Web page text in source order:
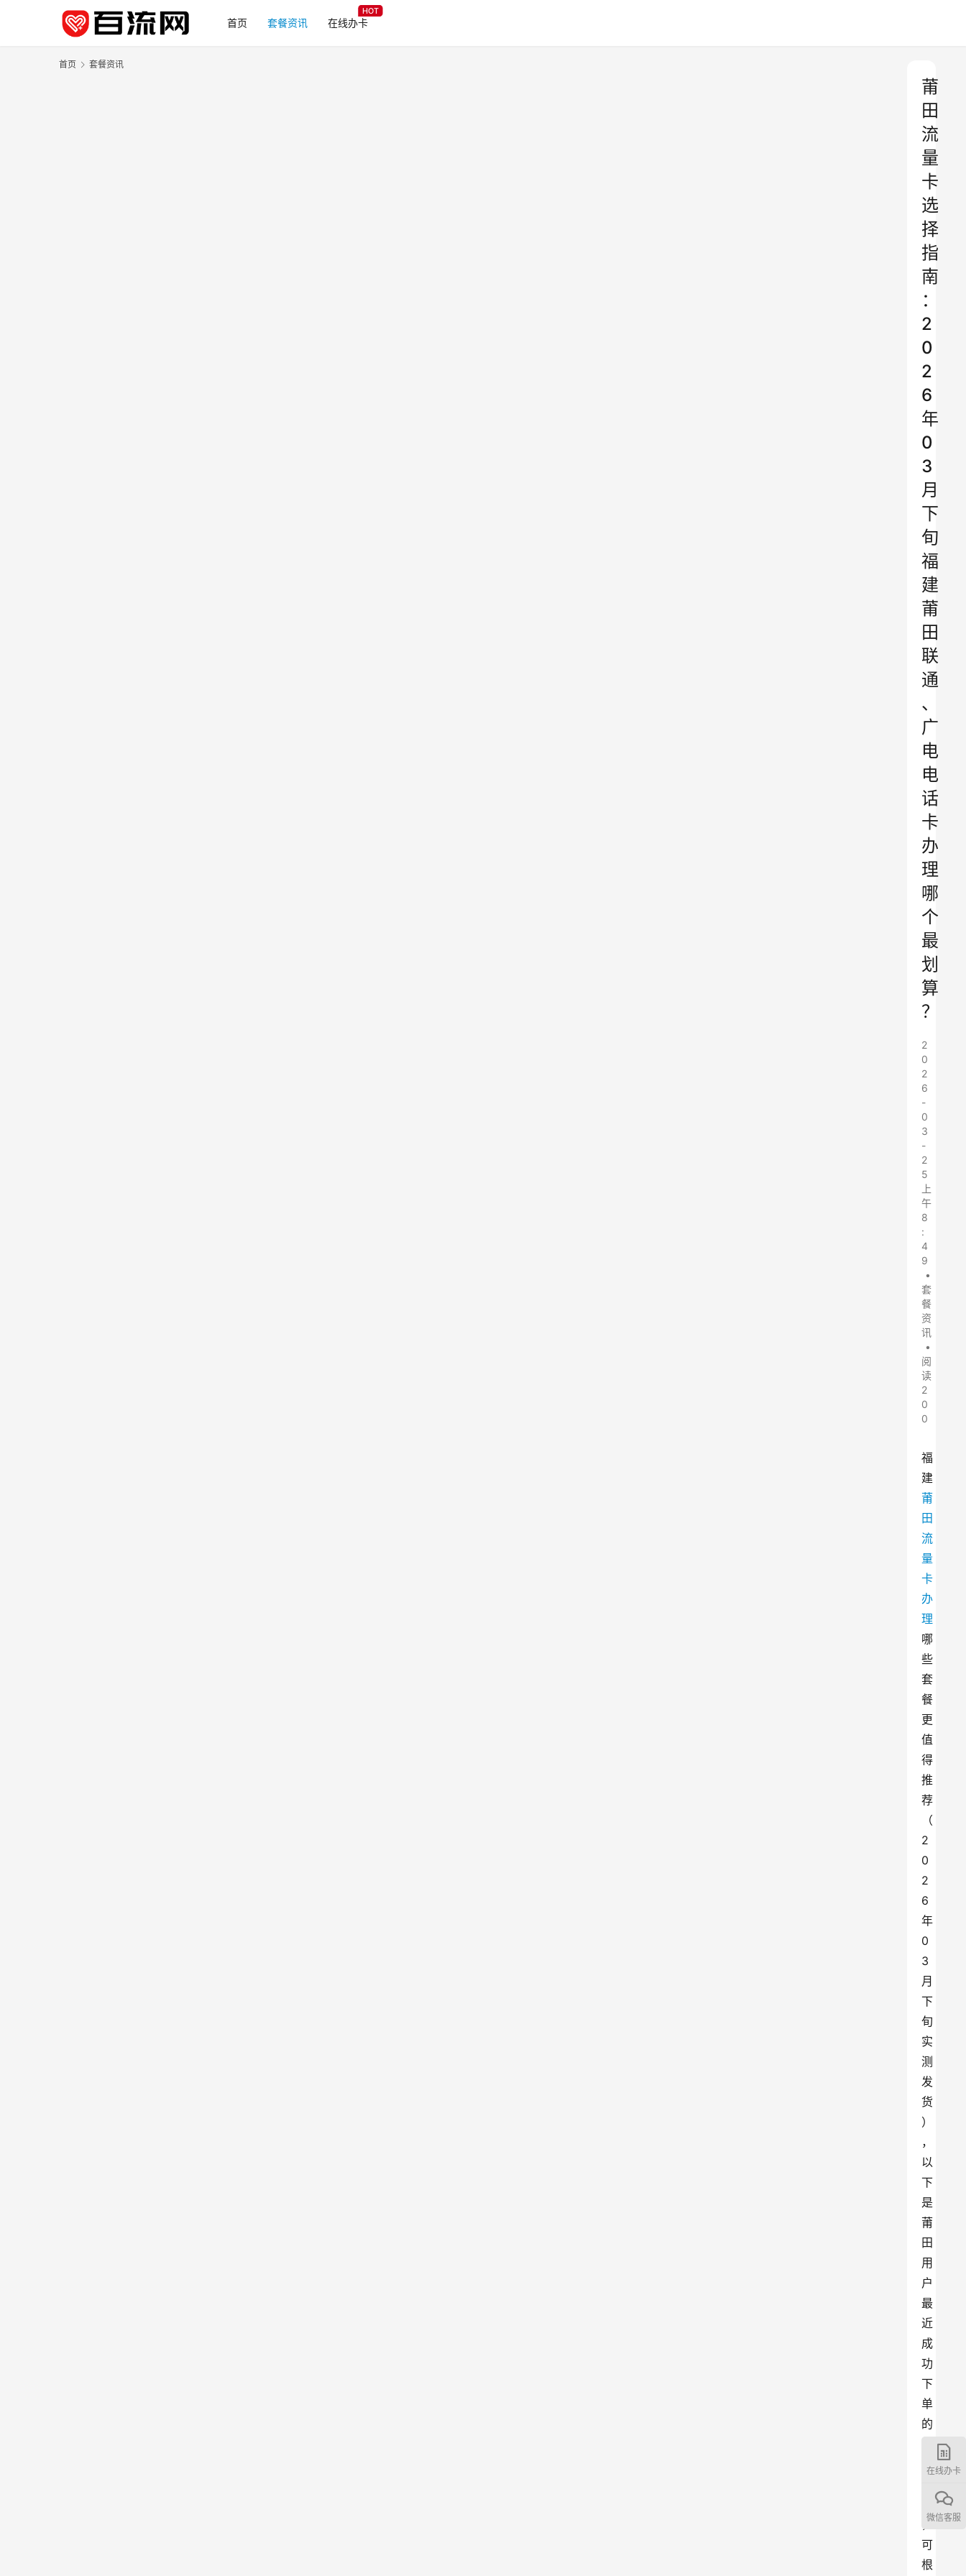
首页 套餐资讯 在线办卡
HOT
首页 套餐资讯
莆
田
流
量
卡
选
择
指
南
：
2
0
2
6
年
0
3
月
下
旬
福
建
莆
田
联
通
、
广
电
电
话
卡
办
理
哪
个
最
划
算
？
2
0
2
6
-
0
3
-
2
5
上
午
8
:
4
9
•
套
餐
资
讯
•
阅
读
2
0
0
福
建
莆
田
流
量
卡
办
理
哪
些
套
餐
更
值
得
推
荐
（
2
0
2
6
年
0
3
月
下
旬
实
测
发
货
）
，
以
下
是
莆
田
用
户
最
近
成
功
下
单
的
餐
，
可
根
在线办卡
微信客服